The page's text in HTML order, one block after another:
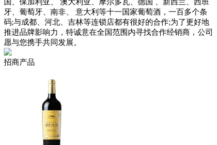
牙、葡萄牙、南非、 意大利等十一国家葡萄酒，一百多个条
码;与成都、河北、吉林等连锁店都有很好的合作;为了更好地
推进品牌影响力，特诚意在全国范围内寻找合作经销商，公司
愿与您携手共同发展。
招商产品